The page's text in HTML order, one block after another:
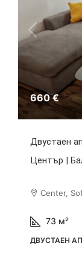
660 €
Двустаен
Център |
Center,
73 м²
ДВУСТАЕН